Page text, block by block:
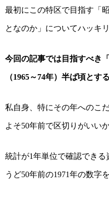
最初にこの特区で目指す「
となのか」についてハッキ
今回の記事では目指すべき
（1965～74年）半ば頃とする
私自身、特にその年へのこ
よそ50年前で区切りがいい
統計が1年単位で確認できる
うど50年前の1971年の数字